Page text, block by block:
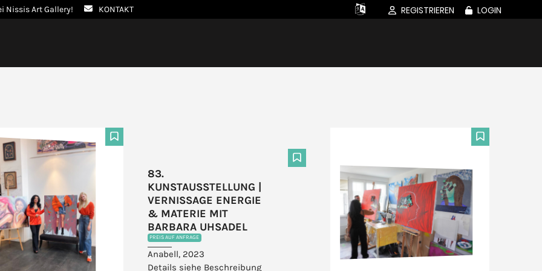
Nissis Art Gallery! KONTAKT REGISTRIEREN LOGIN
F
F
83.
KUNSTAUSSTELLUNG |
VERNISSAGE ENERGIE
& MATERIE MIT
BARBARA UHSADEL
PREIS AUF ANFRAGE
Anabell, 2023
Details siehe Beschreibung
F